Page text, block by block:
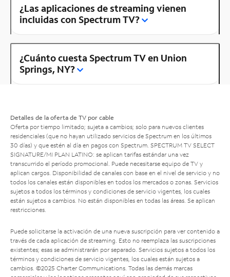
¿Las aplicaciones de streaming vienen
incluidas con Spectrum TV?
¿Cuánto cuesta Spectrum TV en Union
Springs, NY?
Detalles de la oferta de TV por cable
Oferta por tiempo limitado; sujeta a cambios; solo para nuevos clientes
residenciales (que no hayan utilizado servicios de Spectrum en los últimos
30 días) y que estén al día en pagos con Spectrum. SPECTRUM TV SELECT
SIGNATURE/MI PLAN LATINO: se aplican tarifas estándar una vez
transcurrido el período promocional. Puede necesitarse equipo de TV y
aplican cargos. Disponibilidad de canales con base en el nivel de servicio y no
todos los canales están disponibles en todos los mercados o zonas. Servicios
sujetos a todos los términos y condiciones de servicio vigentes, los cuales
están sujetos a cambios. No están disponibles en todas las áreas. Se aplican
restricciones.
Puede solicitarse la activación de una nueva suscripción para ver contenido a
través de cada aplicación de streaming. Esto no reemplaza las suscripciones
existentes; esas se administrarán por separado. Servicios sujetos a todos los
términos y condiciones de servicio vigentes, los cuales están sujetos a
cambios. ©2025 Charter Communications. Todas las demás marcas